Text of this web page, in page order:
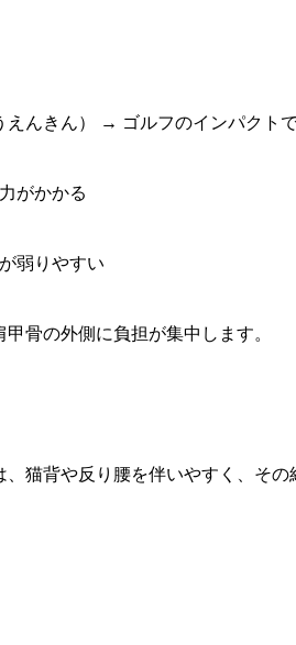
んきん） → ゴルフのインパクト
がかかる
弱りやすい
骨の外側に負担が集中します。
猫背や反り腰を伴いやすく、そ